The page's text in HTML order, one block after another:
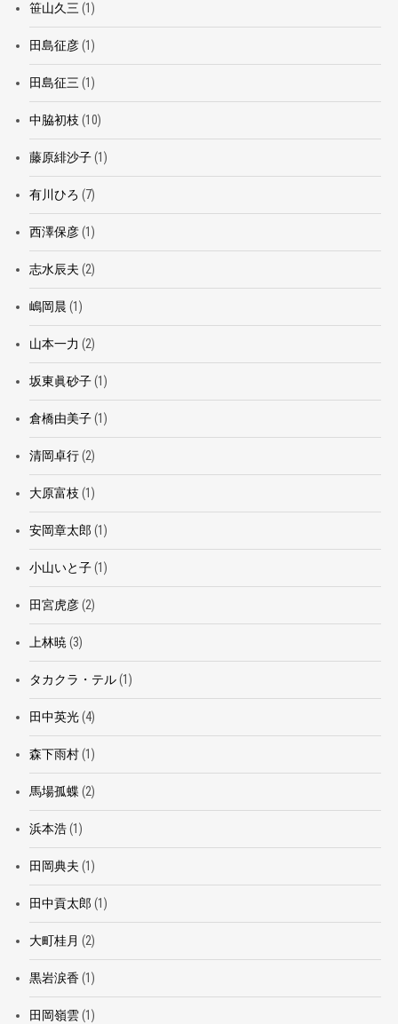
笹山久三 (1)
田島征彦(1)
田島征三 (1)
中脇初枝 (10)
藤原緋沙子(1)
有川ひろ (7)
西澤保彦(1)
志水辰夫 (2)
嶋岡晨 (1)
山本一力 (2)
坂東眞砂子(1)
倉橋由美子(1)
清岡卓行(2)
大原富枝 (1)
安岡章太郎 (1)
小山いと子(1)
田宮虎彦(2)
上林暁(3)
タカクラ・テル(1)
田中英光(4)
森下雨村(1)
馬場孤蝶 (2)
浜本浩(1)
田岡典夫 (1)
田中貢太郎 (1)
大町桂月 (2)
黒岩涙香(1)
田岡嶺雲(1)